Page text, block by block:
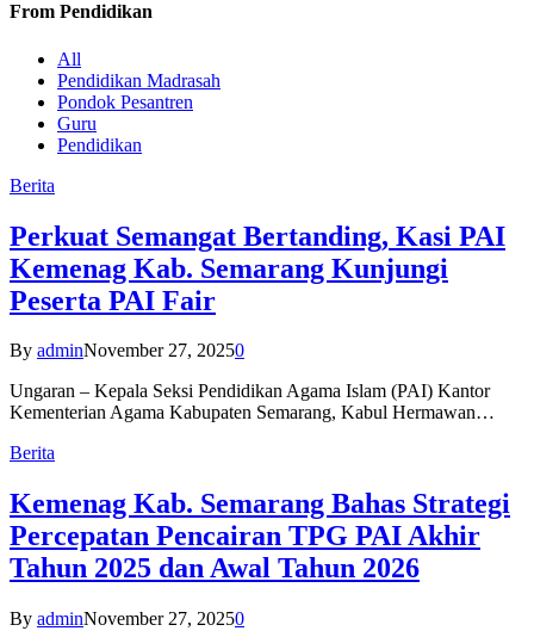
From Pendidikan
All
Pendidikan Madrasah
Pondok Pesantren
Guru
Pendidikan
Berita
Perkuat Semangat Bertanding, Kasi PAI
Kemenag Kab. Semarang Kunjungi
Peserta PAI Fair
By adminNovember 27, 20250
Ungaran – Kepala Seksi Pendidikan Agama Islam (PAI) Kantor
Kementerian Agama Kabupaten Semarang, Kabul Hermawan…
Berita
Kemenag Kab. Semarang Bahas Strategi
Percepatan Pencairan TPG PAI Akhir
Tahun 2025 dan Awal Tahun 2026
By adminNovember 27, 20250